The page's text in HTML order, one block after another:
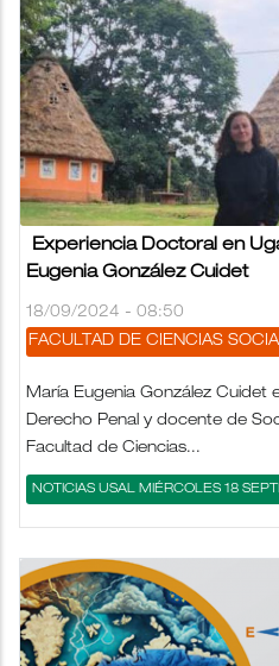
Experiencia Doctoral en
Eugenia González Cuidet
18/09/2024 - 08:50
FACULTAD DE CIENCIAS
María Eugenia González Cuidet
Derecho Penal y docente de
Facultad de Ciencias...
NOTICIAS USAL MIÉRCOLES 18